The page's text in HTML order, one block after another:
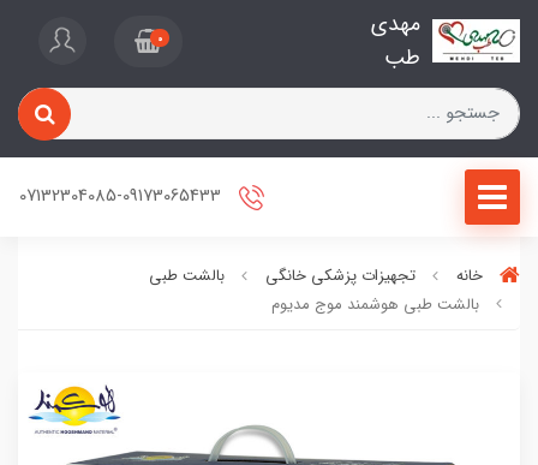
مهدی
طب
0
خانه تجهیزات پزشکی خانگی
بالشت طبی
بالشت طبی هوشمند موج مدیوم